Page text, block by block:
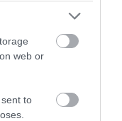
web or
to
Lawsuit).
όταν
του.